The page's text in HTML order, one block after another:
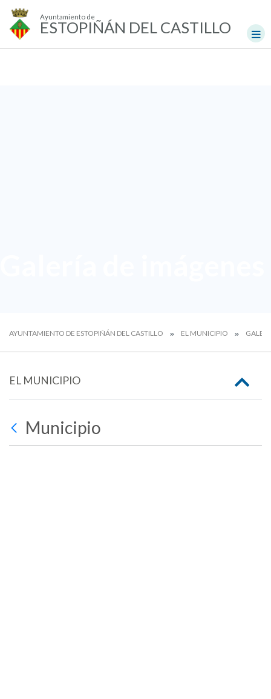
Ayuntamiento de
ESTOPIÑÁN DEL CASTILLO
AYUNTAMIENTO DE ESTOPIÑÁN DEL CASTILLO EL MUNICIPIO
EL MUNICIPIO
Municipio